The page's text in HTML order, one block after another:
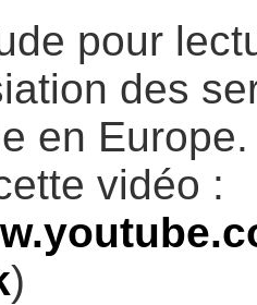
pour
des
en Europe.
vidéo :
)